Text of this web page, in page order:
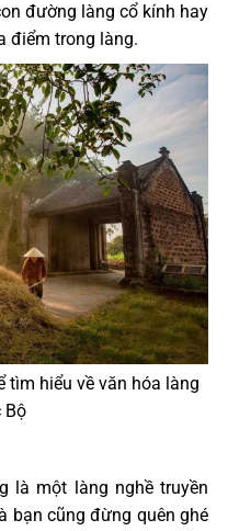
đường làng cổ kính hay
điểm trong làng.
hiểu về văn hóa làng
Bộ
là một làng nghề truyền
bạn cũng đừng quên ghé